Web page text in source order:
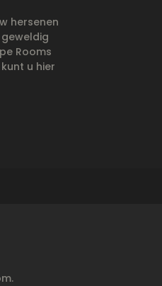
hersenen
Rooms
u hier